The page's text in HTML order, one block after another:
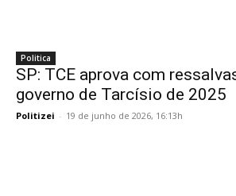
Politica
SP: TCE aprova com
governo de Tarcísio de 2025
Politizei - 19 de junho de 2026, 16:13h